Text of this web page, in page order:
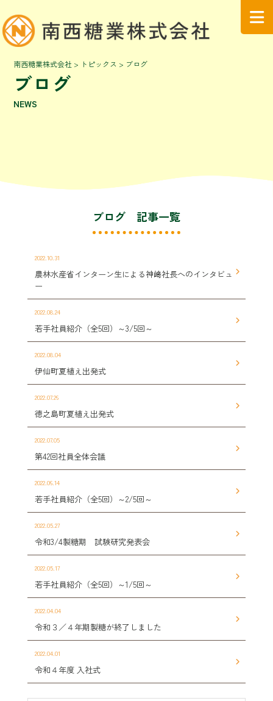
ブログ
NEWS
南西糖業株式会社 > トピックス > ブログ
ブログ 記事一覧
2022.10.31
農林水産省インターン生による神﨑社長へのインタビュ
ー
2022.08.24
若手社員紹介（全5回）～3/5回～
2022.08.04
伊仙町夏植え出発式
2022.07.26
徳之島町夏植え出発式
2022.07.05
第42回社員全体会議
2022.06.14
若手社員紹介（全5回）～2/5回～
2022.05.27
令和3/4製糖期 試験研究発表会
2022.05.17
若手社員紹介（全5回）～1/5回～
2022.04.04
令和３／４年期製糖が終了しました
2022.04.01
令和４年度 入社式